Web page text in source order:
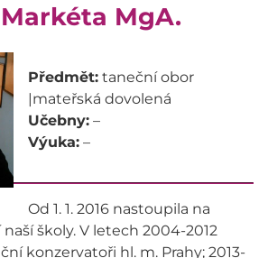
MgA.
Předmět: taneční obor
|mateřská dovolená
Učebny: –
Výuka: –
Od 1. 1. 2016 nastoupila na
školy. V letech 2004-2012
konzervatoři hl. m. Prahy; 2013-